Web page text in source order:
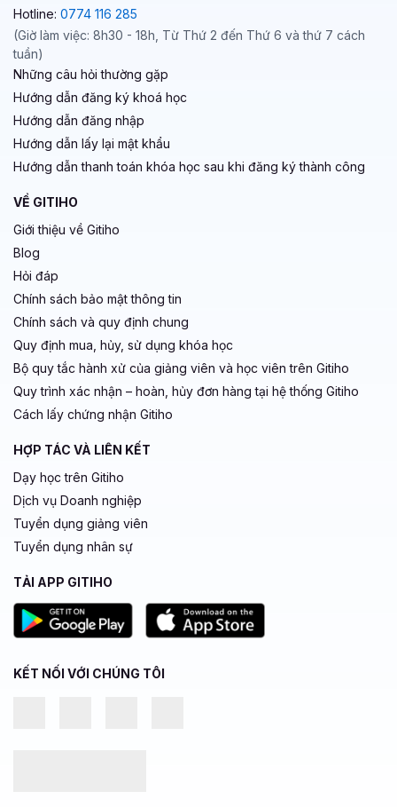
Hotline: 0774 116 285
(Giờ làm việc: 8h30 - 18h, Từ Thứ 2 đến Thứ 6 và thứ 7 cách
tuần)
Những câu hỏi thường gặp
Hướng dẫn đăng ký khoá học
Hướng dẫn đăng nhập
Hướng dẫn lấy lại mật khẩu
Hướng dẫn thanh toán khóa học sau khi đăng ký thành công
VỀ GITIHO
Giới thiệu về Gitiho
Blog
Hỏi đáp
Chính sách bảo mật thông tin
Chính sách và quy định chung
Quy định mua, hủy, sử dụng khóa học
Bộ quy tắc hành xử của giảng viên và học viên trên Gitiho
Quy trình xác nhận – hoàn, hủy đơn hàng tại hệ thống Gitiho
Cách lấy chứng nhận Gitiho
HỢP TÁC VÀ LIÊN KẾT
Dạy học trên Gitiho
Dịch vụ Doanh nghiệp
Tuyển dụng giảng viên
Tuyển dụng nhân sự
TẢI APP GITIHO
KẾT NỐI VỚI CHÚNG TÔI